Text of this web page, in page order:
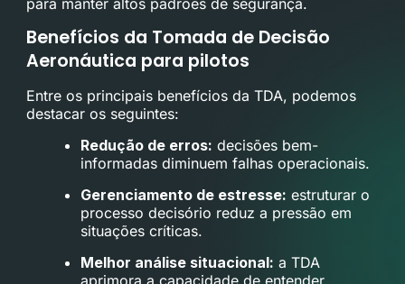
Benefícios da Tomada de Decisão
Aeronáutica para pilotos
Entre os principais benefícios da TDA, podemos
destacar os seguintes:
Redução de erros: decisões bem-
informadas diminuem falhas operacionais.
Gerenciamento de estresse: estruturar o
processo decisório reduz a pressão em
situações críticas.
Melhor análise situacional: a TDA
aprimora a capacidade de entender